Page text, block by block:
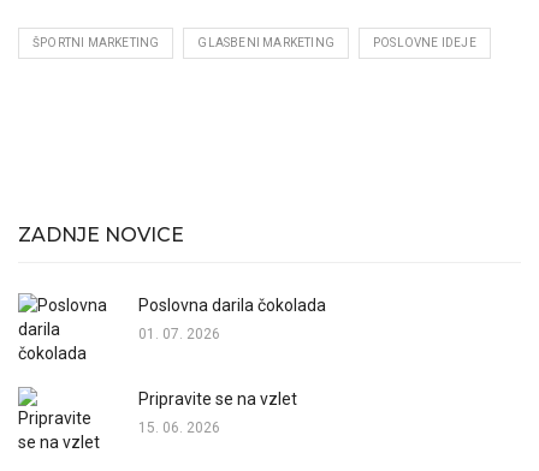
ŠPORTNI MARKETING GLASBENI MARKETING POSLOVNE IDEJE
ZADNJE NOVICE
Poslovna darila čokolada
01. 07. 2026
Pripravite se na vzlet
15. 06. 2026